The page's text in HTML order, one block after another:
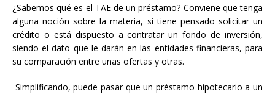
¿Sabemos qué es el TAE de un préstamo? Conviene que tenga
alguna noción sobre la materia, si tiene pensado solicitar un
crédito o está dispuesto a contratar un fondo de inversión,
siendo el dato que le darán en las entidades financieras, para
su comparación entre unas ofertas y otras.
Simplificando, puede pasar que un préstamo hipotecario a un